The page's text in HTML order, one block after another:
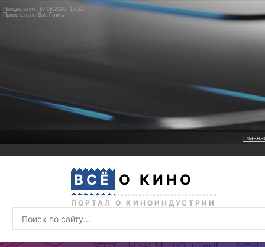
Понедельник, 10.08.2026, 17:22
Приветствую Вас Гость